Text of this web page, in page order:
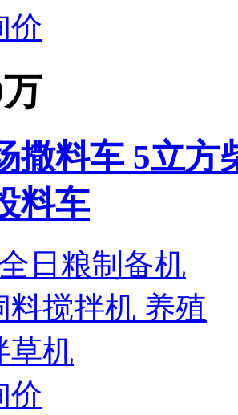
价
撒料车 5立方
料车
价